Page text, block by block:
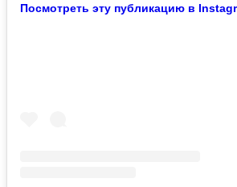
Посмотреть эту публикацию в